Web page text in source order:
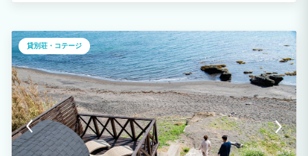
貸別荘・コテージ